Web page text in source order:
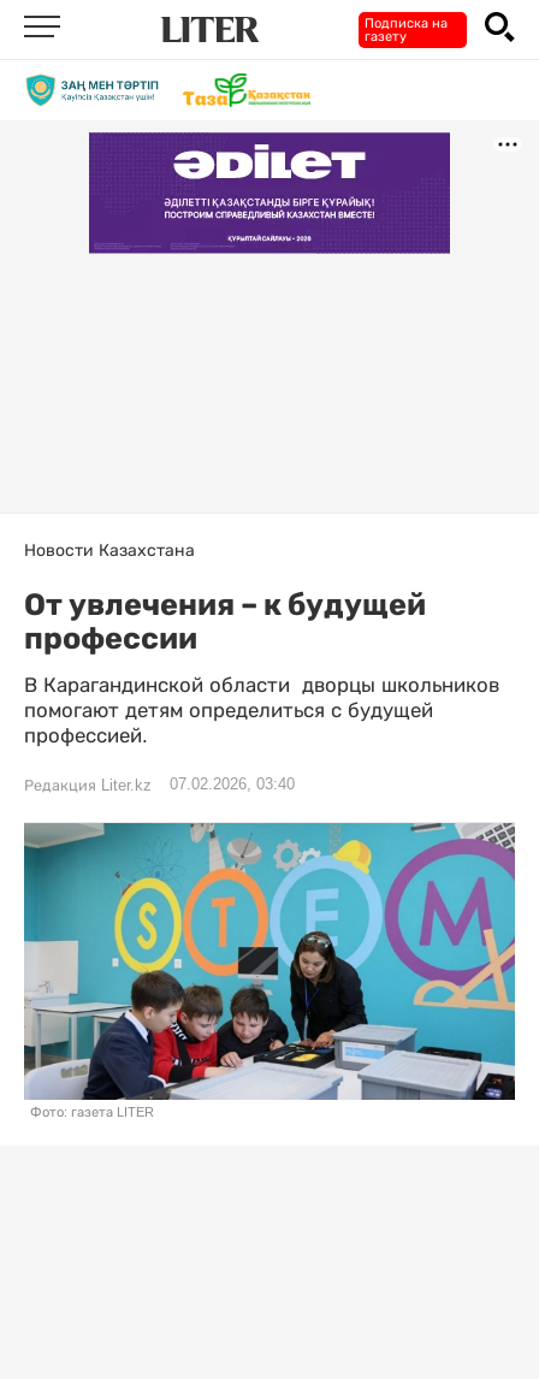
Подписка на
газету
Новости Казахстана
От увлечения – к будущей
профессии
В Карагандинской области дворцы школьников
помогают детям определиться с будущей
профессией.
Редакция Liter.kz 07.02.2026, 03:40
Фото: газета LITER